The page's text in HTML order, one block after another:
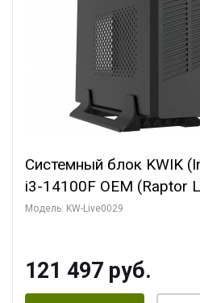
Системный блок KWIK
i3-14100F OEM (Raptor
7, C4 0EC/4PC/T/ 64 ГБ
3xD/ 960 ГБ SSD)
Модель: KW-Live0029
121 497 руб.